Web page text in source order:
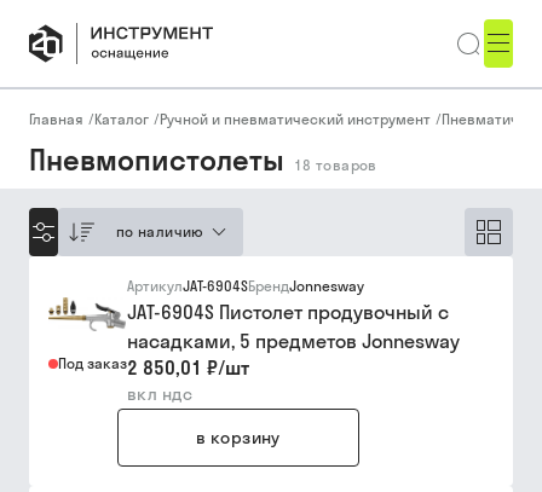
Главная /Каталог /Ручной и пневматический инструмент /
Пневмопистолеты 18 товаров
по наличию
Под заказ
АртикулJAT-6904SБрендJonnesway
JAT-6904S Пистолет продувочный с
насадками, 5 предметов Jonnesway
2 850,01 ₽/шт
вкл ндс
в корзину